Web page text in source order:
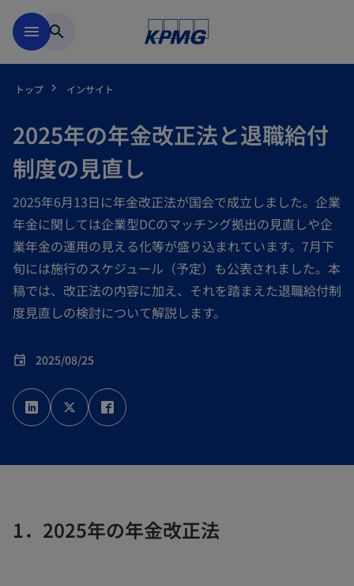
menu search
トップ インサイト
2025年の年金改正法と退職給付
制度の見直し
2025年6月13日に年金改正法が国会で成立しました。企業
年金に関しては企業型DCのマッチング拠出の見直しや企
業年金の運用の見える化等が盛り込まれています。7月下
旬には施行のスケジュール（予定）も公表されました。本
稿では、改正法の内容に加え、それを踏まえた退職給付制
度見直しの検討について解説します。
event 2025/08/25
新
し
い
タ
新
し
い
タ
し
い
1．2025年の年金改正法